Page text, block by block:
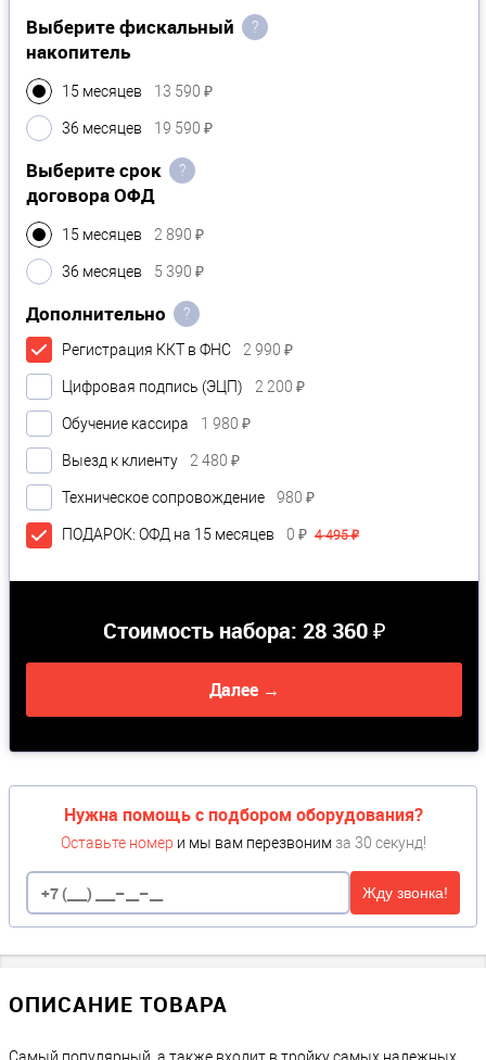
?
Выберите фискальный
накопитель
15 месяцев 13 590 ₽
36 месяцев 19 590 ₽
?
Выберите срок
договора ОФД
15 месяцев 2 890 ₽
36 месяцев 5 390 ₽
?
Дополнительно
Регистрация ККТ в ФНС 2 990 ₽
Цифровая подпись (ЭЦП) 2 200 ₽
Обучение кассира 1 980 ₽
Выезд к клиенту 2 480 ₽
Техническое сопровождение 980 ₽
ПОДАРОК: ОФД на 15 месяцев 0 ₽ 4 495 ₽
Стоимость набора: 28 360 ₽
Далее →
Нужна помощь с подбором оборудования?
Оставьте номер и мы вам перезвоним за 30 секунд!
Жду звонка!
ОПИСАНИЕ ТОВАРА